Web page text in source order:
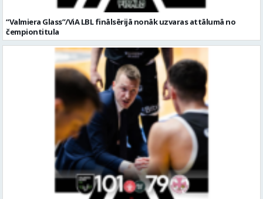
“Valmiera Glass”/ViA LBL finālsērijā nonāk uzvaras attālumā no
čempiontitula